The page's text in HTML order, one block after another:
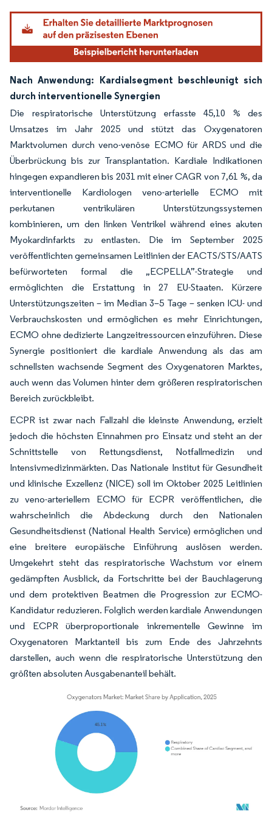
Nach Anwendung: Kardialsegment beschleunigt sich
durch interventionelle Synergien
Die respiratorische Unterstützung erfasste 45,10 % des
Umsatzes im Jahr 2025 und stützt das Oxygenatoren
Marktvolumen durch veno-venöse ECMO für ARDS und die
Überbrückung bis zur Transplantation. Kardiale Indikationen
hingegen expandieren bis 2031 mit einer CAGR von 7,61 %, da
interventionelle Kardiologen veno-arterielle ECMO mit
perkutanen ventrikulären Unterstützungssystemen
kombinieren, um den linken Ventrikel während eines akuten
Myokardinfarkts zu entlasten. Die im September 2025
veröffentlichten gemeinsamen Leitlinien der EACTS/STS/AATS
befürworteten formal die „ECPELLA”-Strategie und
ermöglichten die Erstattung in 27 EU-Staaten. Kürzere
Unterstützungszeiten – im Median 3–5 Tage – senken ICU- und
Verbrauchskosten und ermöglichen es mehr Einrichtungen,
ECMO ohne dedizierte Langzeitressourcen einzuführen. Diese
Synergie positioniert die kardiale Anwendung als das am
schnellsten wachsende Segment des Oxygenatoren Marktes,
auch wenn das Volumen hinter dem größeren respiratorischen
Bereich zurückbleibt.
ECPR ist zwar nach Fallzahl die kleinste Anwendung, erzielt
jedoch die höchsten Einnahmen pro Einsatz und steht an der
Schnittstelle von Rettungsdienst, Notfallmedizin und
Intensivmedizinmärkten. Das Nationale Institut für Gesundheit
und klinische Exzellenz (NICE) soll im Oktober 2025 Leitlinien
zu veno-arteriellem ECMO für ECPR veröffentlichen, die
wahrscheinlich die Abdeckung durch den Nationalen
Gesundheitsdienst (National Health Service) ermöglichen und
eine breitere europäische Einführung auslösen werden.
Umgekehrt steht das respiratorische Wachstum vor einem
gedämpften Ausblick, da Fortschritte bei der Bauchlagerung
und dem protektiven Beatmen die Progression zur ECMO-
Kandidatur reduzieren. Folglich werden kardiale Anwendungen
und ECPR überproportionale inkrementelle Gewinne im
Oxygenatoren Marktanteil bis zum Ende des Jahrzehnts
darstellen, auch wenn die respiratorische Unterstützung den
größten absoluten Ausgabenanteil behält.